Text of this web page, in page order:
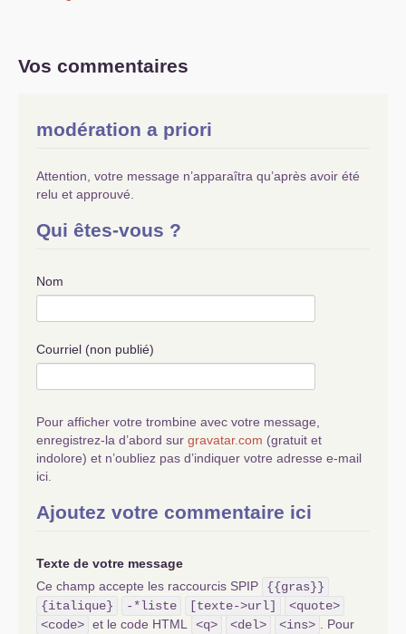
Vos commentaires
modération a priori
Attention, votre message n’apparaîtra qu’après avoir été
relu et approuvé.
Qui êtes-vous ?
Nom
Courriel (non publié)
Pour afficher votre trombine avec votre message,
enregistrez-la d’abord sur gravatar.com (gratuit et
indolore) et n’oubliez pas d’indiquer votre adresse e-mail
ici.
Ajoutez votre commentaire ici
Texte de votre message
Ce champ accepte les raccourcis SPIP
{{gras}}
{italique}
-*liste [texte->url]
<quote>
<code> et le code HTML <q> <del> <ins>
. Pour